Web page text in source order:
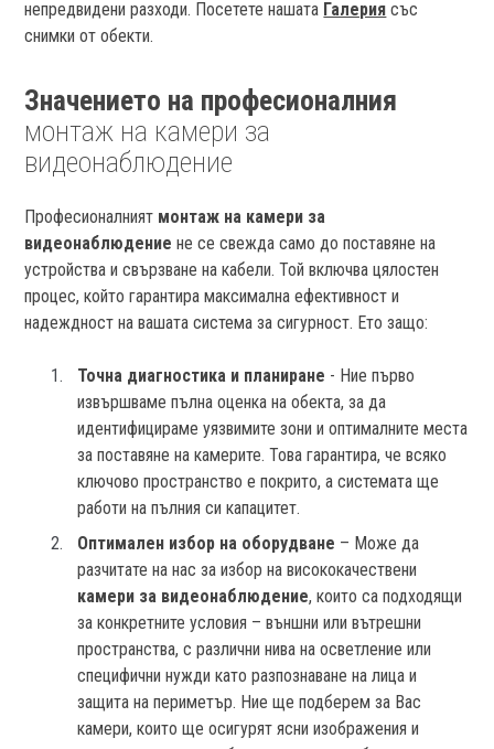
непредвидени разходи. Посетете нашата Галерия със
снимки от обекти.
Значението на професионалния
монтаж на камери за
видеонаблюдение
Професионалният монтаж на камери за
видеонаблюдение не се свежда само до поставяне на
устройства и свързване на кабели. Той включва цялостен
процес, който гарантира максимална ефективност и
надеждност на вашата система за сигурност. Ето защо:
Точна диагностика и планиране - Ние първо
извършваме пълна оценка на обекта, за да
идентифицираме уязвимите зони и оптималните места
за поставяне на камерите. Това гарантира, че всяко
ключово пространство е покрито, а системата ще
работи на пълния си капацитет.
Оптимален избор на оборудване – Може да
разчитате на нас за избор на висококачествени
камери за видеонаблюдение, които са подходящи
за конкретните условия – външни или вътрешни
пространства, с различни нива на осветление или
специфични нужди като разпознаване на лица и
защита на периметър. Ние ще подберем за Вас
камери, които ще осигурят ясни изображения и